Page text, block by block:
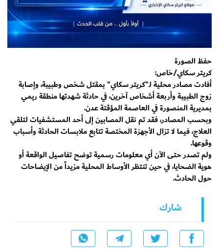
حفظ الصورة
كريتر سكاي/خاص:
أفادت مصادر محلية لـ"كريتر سكاي" بمقتل شخص وطبيبة، وإصابة
زوج الطبيبة وأربعة أشخاص آخرين، في حادثة شهدتها منطقة ريمي
بمديرية المنصورة في العاصمة المؤقتة عدن.
وبحسب المصادر، فقد تم نقل المصابين إلى أحد المستشفيات لتلقي
العلاج، فيما لا تزال الأجهزة المختصة تتابع ملابسات الحادثة وأسباب
وقوعها.
ولم تصدر حتى الآن أي معلومات رسمية توضح تفاصيل الواقعة أو
هوية الضحايا، في حين تنتظر الأوساط المحلية مزيداً من الإيضاحات
حول الحادث.
شارك